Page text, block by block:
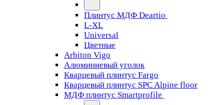
Плинтус МДФ Deartio
L-XL
Universal
Цветные
Arbiton Vigo
Алюминиевый уголок
Кварцевый плинтус Fargo
Кварцевый плинтус SPC Alpine floor
МДФ плинтус Smartprofile